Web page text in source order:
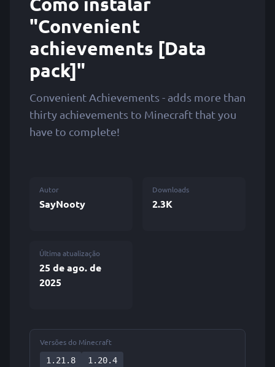
"Convenient
achievements [Data
pack]"
Convenient Achievements - adds more than
thirty achievements to Minecraft that you
have to complete!
Autor
SayNooty
Downloads
2.3K
Última atualização
25 de ago. de
2025
Versões do Minecraft
1.21.8
1.20.4